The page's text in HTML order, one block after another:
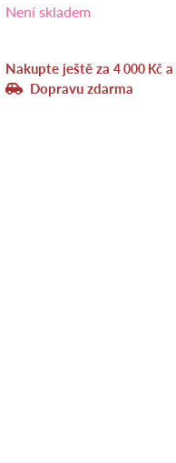
Není skladem
Nakupte ještě za 4 000 Kča
Dopravu zdarma